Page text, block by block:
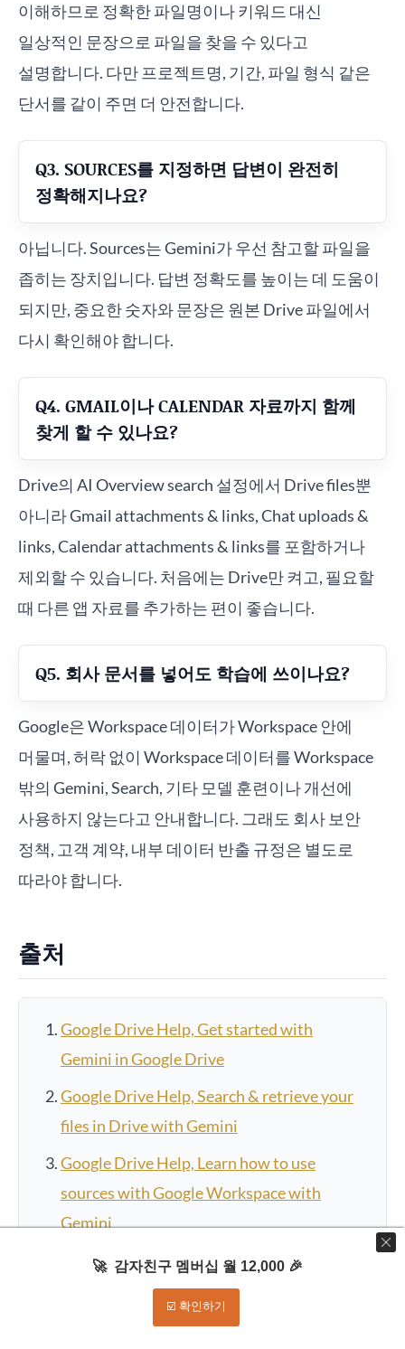
이해하므로 정확한 파일명이나 키워드 대신
일상적인 문장으로 파일을 찾을 수 있다고
설명합니다. 다만 프로젝트명, 기간, 파일 형식 같은
단서를 같이 주면 더 안전합니다.
Q3. SOURCES를 지정하면 답변이 완전히
정확해지나요?
아닙니다. Sources는 Gemini가 우선 참고할 파일을
좁히는 장치입니다. 답변 정확도를 높이는 데 도움이
되지만, 중요한 숫자와 문장은 원본 Drive 파일에서
다시 확인해야 합니다.
Q4. GMAIL이나 CALENDAR 자료까지 함께
찾게 할 수 있나요?
Drive의 AI Overview search 설정에서 Drive files뿐
아니라 Gmail attachments & links, Chat uploads &
links, Calendar attachments & links를 포함하거나
제외할 수 있습니다. 처음에는 Drive만 켜고, 필요할
때 다른 앱 자료를 추가하는 편이 좋습니다.
Q5. 회사 문서를 넣어도 학습에 쓰이나요?
Google은 Workspace 데이터가 Workspace 안에
머물며, 허락 없이 Workspace 데이터를 Workspace
밖의 Gemini, Search, 기타 모델 훈련이나 개선에
사용하지 않는다고 안내합니다. 그래도 회사 보안
정책, 고객 계약, 내부 데이터 반출 규정은 별도로
따라야 합니다.
출처
Google Drive Help, Get started with
Gemini in Google Drive
Google Drive Help, Search & retrieve your
files in Drive with Gemini
Google Drive Help, Learn how to use
sources with Google Workspace with
Gemini
Google Drive Help, Use Gemini in Drive for
research & analysis
Google Drive Help, Learn how Gemini in
🚀 감자친구 멤버십 월 12,000 🎉
☑️ 확인하기